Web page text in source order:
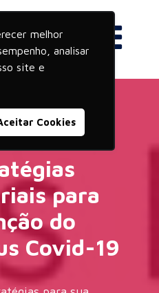
melhor
analisar
site e
Cookies
para
do
Covid-19